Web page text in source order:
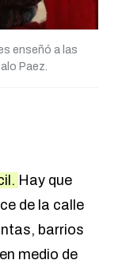
enseñó a las
Paez.
Hay que
de la calle
barrios
medio de